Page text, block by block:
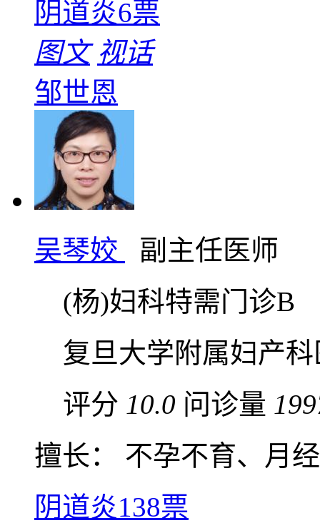
阴道炎6票
图文 视话
邹世恩
吴琴姣
副主任医师
(杨)妇科特需门诊B
复旦大学附属妇产
评分 10.0 问诊量
擅长： 不孕不育、月
阴道炎138票